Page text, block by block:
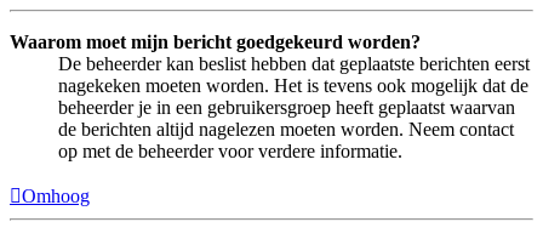
Waarom moet mijn bericht goedgekeurd worden?
De beheerder kan beslist hebben dat geplaatste berichten eerst
nagekeken moeten worden. Het is tevens ook mogelijk dat de
beheerder je in een gebruikersgroep heeft geplaatst waarvan
de berichten altijd nagelezen moeten worden. Neem contact
op met de beheerder voor verdere informatie.
Omhoog